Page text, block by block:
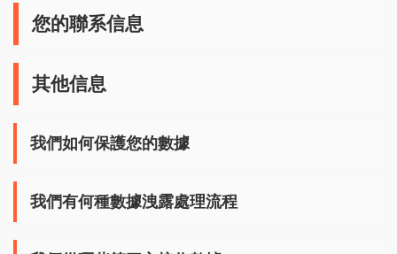
您的聯系信息
其他信息
我們如何保護您的數據
我們有何種數據洩露處理流程